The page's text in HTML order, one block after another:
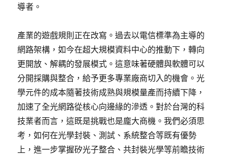
導者。
產業的遊戲規則正在改寫。過去以電信標準為主導的
網路架構，如今在超大規模資料中心的推動下，轉向
更開放、解耦的發展模式。這意味著硬體與軟體可以
分開採購與整合，給予更多專業廠商切入的機會。光
學元件的成本隨著技術成熟與規模量產而持續下降，
加速了全光網路從核心向邊緣的滲透。對於台灣的科
技業者而言，這既是挑戰也是龐大商機。我們必須思
考，如何在光學封裝、測試、系統整合等既有優勢
上，進一步掌握矽光子整合、共封裝光學等前瞻技術